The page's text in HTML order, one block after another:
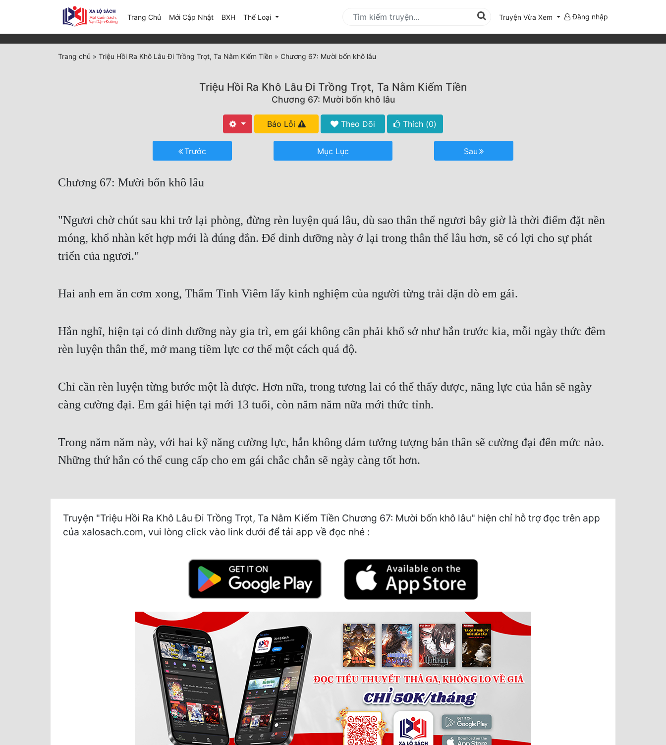
Trang Chủ Mới Cập Nhật(current)
BXH Thể Loại Truyện Vừa Xem Đăng nhập
Trang chủ » Triệu Hồi Ra Khô Lâu Đi Trồng Trọt, Ta Nằm Kiếm Tiền » Chương 67: Mười bốn khô lâu
Triệu Hồi Ra Khô Lâu Đi Trồng Trọt, Ta Nằm Kiếm Tiền
Chương 67: Mười bốn khô lâu
Báo Lỗi Theo Dõi Thích (0)
Trước Mục Lục Sau
Chương 67: Mười bốn khô lâu
"Ngươi chờ chút sau khi trở lại phòng, đừng rèn luyện quá lâu, dù sao thân thể ngươi bây giờ là thời điểm đặt nền
móng, khổ nhàn kết hợp mới là đúng đắn. Để dinh dưỡng này ở lại trong thân thể lâu hơn, sẽ có lợi cho sự phát
triển của ngươi."
Hai anh em ăn cơm xong, Thẩm Tinh Viêm lấy kinh nghiệm của người từng trải dặn dò em gái.
Hắn nghĩ, hiện tại có dinh dưỡng này gia trì, em gái không cần phải khổ sở như hắn trước kia, mỗi ngày thức đêm
rèn luyện thân thể, mở mang tiềm lực cơ thể một cách quá độ.
Chỉ cần rèn luyện từng bước một là được. Hơn nữa, trong tương lai có thể thấy được, năng lực của hắn sẽ ngày
càng cường đại. Em gái hiện tại mới 13 tuổi, còn năm năm nữa mới thức tỉnh.
Trong năm năm này, với hai kỹ năng cường lực, hắn không dám tưởng tượng bản thân sẽ cường đại đến mức nào.
Những thứ hắn có thể cung cấp cho em gái chắc chắn sẽ ngày càng tốt hơn.
Truyện "Triệu Hồi Ra Khô Lâu Đi Trồng Trọt, Ta Nằm Kiếm Tiền Chương 67: Mười bốn khô lâu" hiện chỉ hỗ trợ đọc trên app
của xalosach.com, vui lòng click vào link dưới để tải app về đọc nhé :